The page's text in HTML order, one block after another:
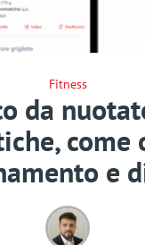
Fitness
da
come
e